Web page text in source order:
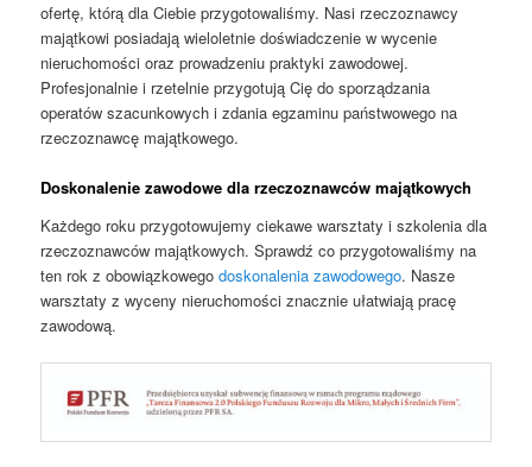
ofertę, którą dla Ciebie przygotowaliśmy. Nasi rzeczoznawcy
majątkowi posiadają wieloletnie doświadczenie w wycenie
nieruchomości oraz prowadzeniu praktyki zawodowej.
Profesjonalnie i rzetelnie przygotują Cię do sporządzania
operatów szacunkowych i zdania egzaminu państwowego na
rzeczoznawcę majątkowego.
Doskonalenie zawodowe dla rzeczoznawców majątkowych
Każdego roku przygotowujemy ciekawe warsztaty i szkolenia dla
rzeczoznawców majątkowych. Sprawdź co przygotowaliśmy na
ten rok z obowiązkowegodoskonalenia zawodowego. Nasze
warsztaty z wyceny nieruchomości znacznie ułatwiają pracę
zawodową.